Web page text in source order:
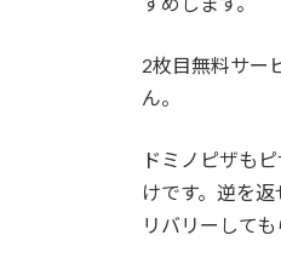
2枚目無料サー
ん。
ドミノピザも
けです。逆を
リバリーして